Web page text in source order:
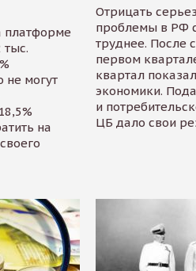
платформе
тыс.
не могут
на
Отрицать
проблемы в РФ
труднее. После
первом
квартал
экономики.
и
ЦБ дало свои